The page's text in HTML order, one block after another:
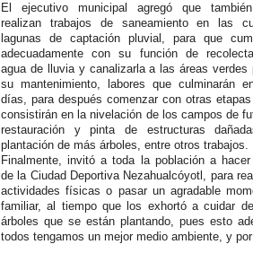
El ejecutivo municipal agregó que
realizan trabajos de saneamiento en las
lagunas de captación pluvial, para que
adecuadamente con su función de
agua de lluvia y canalizarla a las áreas verdes
su mantenimiento, labores que culminarán
días, para después comenzar con otras
consistirán en la nivelación de los campos de
restauración y pinta de estructuras
plantación de más árboles, entre otros trabajos.
Finalmente, invitó a toda la población a
de la Ciudad Deportiva Nezahualcóyotl, para
actividades físicas o pasar un agradable
familiar, al tiempo que los exhortó a cuidar
árboles que se están plantando, pues esto
todos tengamos un mejor medio ambiente, y